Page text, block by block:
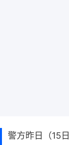
警方昨日（15